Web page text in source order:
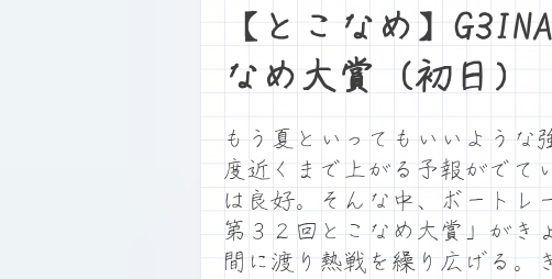
【とこなめ】
なめ大賞（初日）
もう夏といってもいいような
度近くまで上がる予報がでて
は良好。そんな中、ボートレ
第３２回とこなめ大賞」がき
間に渡り熱戦を繰り広げる。